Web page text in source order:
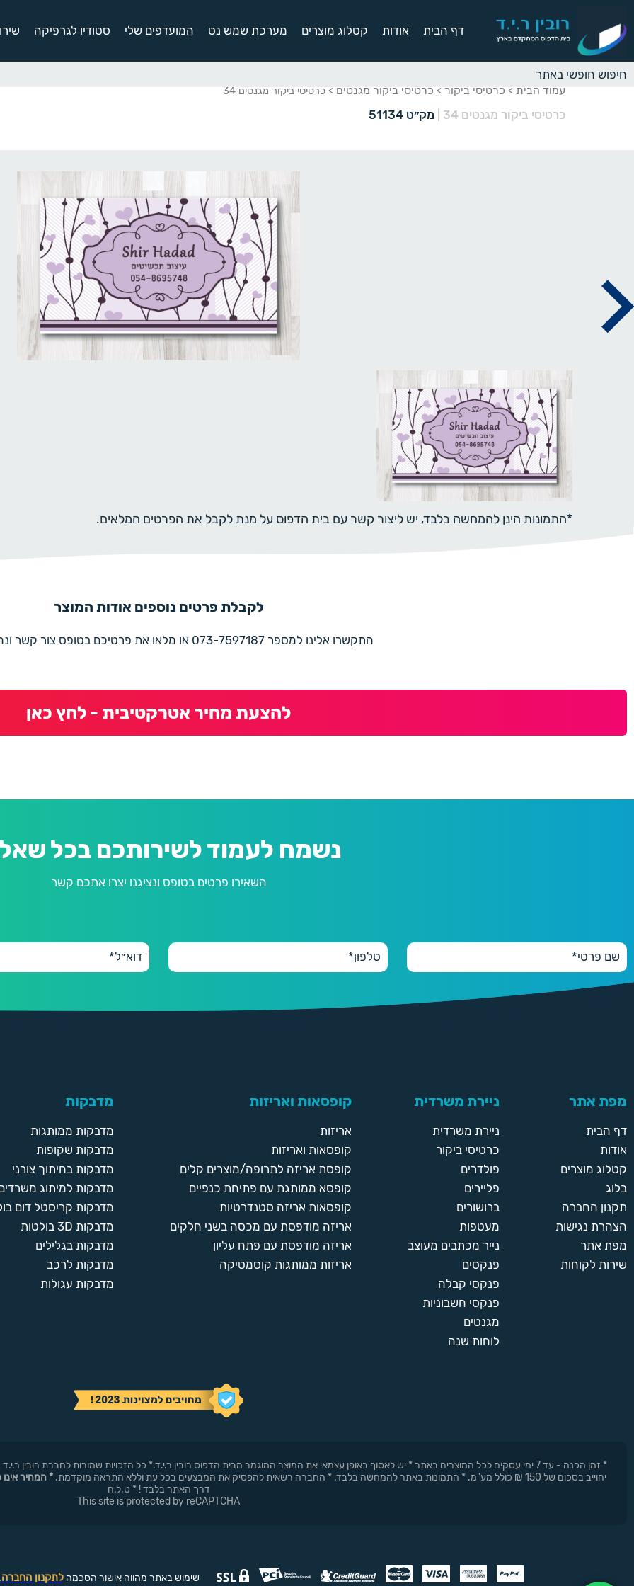
דף הבית אודות קטלוג מוצרים מערכת שמש נט המועדפים שלי סטודיו לגרפיקה
עמוד הבית > כרטיסי ביקור > כרטיסי ביקור מגנטים > כרטיסי ביקור מגנטים 34
כרטיסי ביקור מגנטים 34 מק״ט 51134
*התמונות הינן להמחשה בלבד, יש ליצור קשר עם בית הדפוס על מנת לקבל את הפרטים המלאים.
לקבלת פרטים נוספים אודות המוצר
התקשרו אלינו למספר 073-7597187 או מלאו את פרטיכם בטופס צור קשר ונחזור בהקדם
להצעת מחיר אטרקטיבית - לחץ כאן
נשמח לעמוד לשירותכם בכל
השאירו פרטים בטופס ונציגנו יצרו אתכם קשר
מפת אתר
דף הבית
אודות
קטלוג מוצרים
בלוג
תקנון החברה
הצהרת נגישות
מפת אתר
שירות לקוחות
ניירת משרדית
ניירת משרדית
כרטיסי ביקור
פולדרים
פליירים
ברושורים
מעטפות
נייר מכתבים מעוצב
פנקסים
פנקסי קבלה
פנקסי חשבוניות
מגנטים
לוחות שנה
קופסאות ואריזות
אריזות
קופסאות ואריזות
קופסת אריזה לתרופה/מוצרים קלים
קופסא ממותגת עם פתיחת כנפיים
קופסאות אריזה סטנדרטיות
אריזה מודפסת עם מכסה בשני חלקים
אריזה מודפסת עם פתח עליון
אריזות ממותגות קוסמטיקה
מדבקות
מדבקות ממותגות
מדבקות שקופות
מדבקות בחיתוך צורני
מדבקות למיתוג
מדבקות קריסטל דום
מדבקות 3D בולטות
מדבקות בגלילים
מדבקות לרכב
מדבקות עגולות
* זמן הכנה - עד 7 ימי עסקים לכל המוצרים באתר * יש לאסוף באופן עצמאי את המוצר המוגמר מבית הדפוס רובין ר.י.ד.* כל הזכויות שמורות לחברת
יחוייב בסכום של 150 ₪ כולל מע"מ. * התמונות באתר להמחשה בלבד. * החברה רשאית להפסיק את המבצעים בכל עת וללא התראה מוקדמת.
* המחיר
דרך האתר בלבד ! * ט.ל.ח
This site is protected by reCAPTCHA
שימוש באתר מהווה אישור הסכמהלתקנון החברה